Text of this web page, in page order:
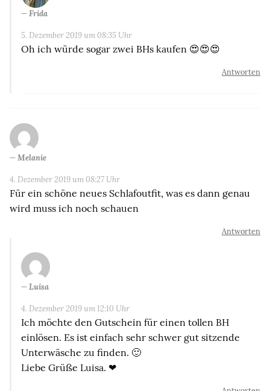
Frida
5. Dezember 2019 um 08:35 Uhr
Oh ich würde sogar zwei BHs kaufen 😍😍😍
Antworten
Melanie
4. Dezember 2019 um 08:27 Uhr
Für ein schöne neues Schlafoutfit, was es dann genau
wird muss ich noch schauen
Antworten
Luisa
4. Dezember 2019 um 12:10 Uhr
Ich möchte den Gutschein für einen tollen BH
einlösen. Es ist einfach sehr schwer gut sitzende
Unterwäsche zu finden. 🙂
Liebe Grüße Luisa. ❤